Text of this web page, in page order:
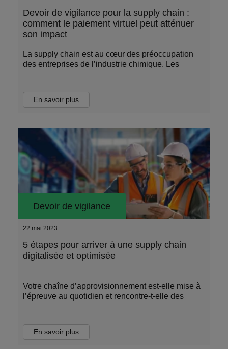
Devoir de vigilance pour la supply chain :
comment le paiement virtuel peut atténuer
son impact
La supply chain est au cœur des préoccupation
des entreprises de l’industrie chimique. Les
En savoir plus
Devoir de vigilance
22 mai 2023
5 étapes pour arriver à une supply chain
digitalisée et optimisée
Votre chaîne d’approvisionnement est-elle mise à
l’épreuve au quotidien et rencontre-t-elle des
En savoir plus